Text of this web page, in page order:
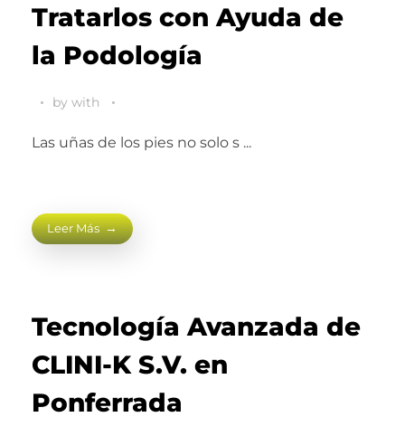
Tratarlos con Ayuda de
la Podología
by with
Las uñas de los pies no solo s ...
Leer Más
Tecnología Avanzada de
CLINI-K S.V. en
Ponferrada